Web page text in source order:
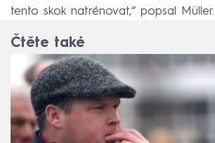
tento skok natrénovat,“ popsal Müller.
Čtěte také